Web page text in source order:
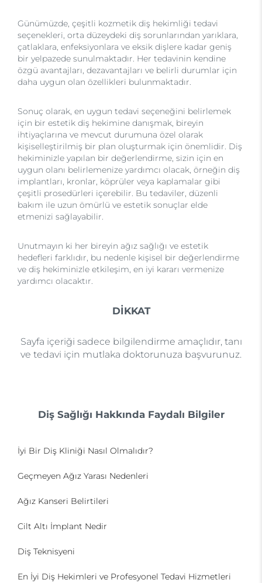
Günümüzde, çeşitli kozmetik diş hekimliği tedavi
seçenekleri, orta düzeydeki diş sorunlarından yarıklara,
çatlaklara, enfeksiyonlara ve eksik dişlere kadar geniş
bir yelpazede sunulmaktadır. Her tedavinin kendine
özgü avantajları, dezavantajları ve belirli durumlar için
daha uygun olan özellikleri bulunmaktadır.
Sonuç olarak, en uygun tedavi seçeneğini belirlemek
için bir estetik diş hekimine danışmak, bireyin
ihtiyaçlarına ve mevcut durumuna özel olarak
kişiselleştirilmiş bir plan oluşturmak için önemlidir. Diş
hekiminizle yapılan bir değerlendirme, sizin için en
uygun olanı belirlemenize yardımcı olacak, örneğin diş
implantları, kronlar, köprüler veya kaplamalar gibi
çeşitli prosedürleri içerebilir. Bu tedaviler, düzenli
bakım ile uzun ömürlü ve estetik sonuçlar elde
etmenizi sağlayabilir.
Unutmayın ki her bireyin ağız sağlığı ve estetik
hedefleri farklıdır, bu nedenle kişisel bir değerlendirme
ve diş hekiminizle etkileşim, en iyi kararı vermenize
yardımcı olacaktır.
DİKKAT
Sayfa içeriği sadece bilgilendirme amaçlıdır, tanı
ve tedavi için mutlaka doktorunuza başvurunuz.
Diş Sağlığı Hakkında Faydalı Bilgiler
İyi Bir Diş Kliniği Nasıl Olmalıdır?
Geçmeyen Ağız Yarası Nedenleri
Ağız Kanseri Belirtileri
Cilt Altı İmplant Nedir
Diş Teknisyeni
En İyi Diş Hekimleri ve Profesyonel Tedavi Hizmetleri